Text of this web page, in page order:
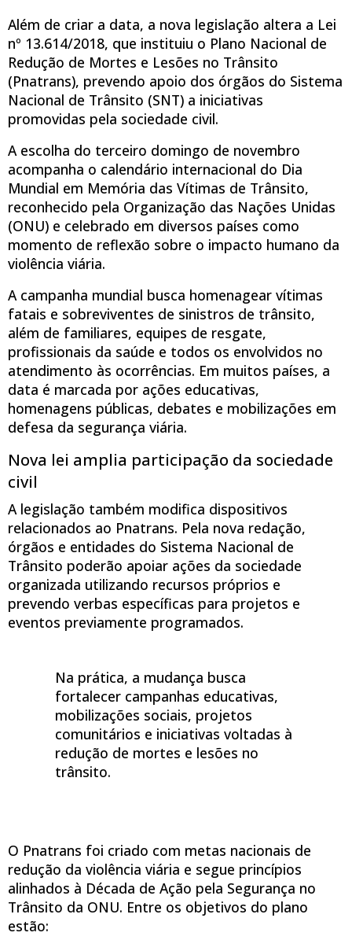
Além de criar a data, a nova legislação altera a Lei
nº 13.614/2018, que instituiu o Plano Nacional de
Redução de Mortes e Lesões no Trânsito
(Pnatrans), prevendo apoio dos órgãos do Sistema
Nacional de Trânsito (SNT) a iniciativas
promovidas pela sociedade civil.
A escolha do terceiro domingo de novembro
acompanha o calendário internacional do Dia
Mundial em Memória das Vítimas de Trânsito,
reconhecido pela Organização das Nações Unidas
(ONU) e celebrado em diversos países como
momento de reflexão sobre o impacto humano da
violência viária.
A campanha mundial busca homenagear vítimas
fatais e sobreviventes de sinistros de trânsito,
além de familiares, equipes de resgate,
profissionais da saúde e todos os envolvidos no
atendimento às ocorrências. Em muitos países, a
data é marcada por ações educativas,
homenagens públicas, debates e mobilizações em
defesa da segurança viária.
Nova lei amplia participação da sociedade
civil
A legislação também modifica dispositivos
relacionados ao Pnatrans. Pela nova redação,
órgãos e entidades do Sistema Nacional de
Trânsito poderão apoiar ações da sociedade
organizada utilizando recursos próprios e
prevendo verbas específicas para projetos e
eventos previamente programados.
Na prática, a mudança busca
fortalecer campanhas educativas,
mobilizações sociais, projetos
comunitários e iniciativas voltadas à
redução de mortes e lesões no
trânsito.
O Pnatrans foi criado com metas nacionais de
redução da violência viária e segue princípios
alinhados à Década de Ação pela Segurança no
Trânsito da ONU. Entre os objetivos do plano
estão: